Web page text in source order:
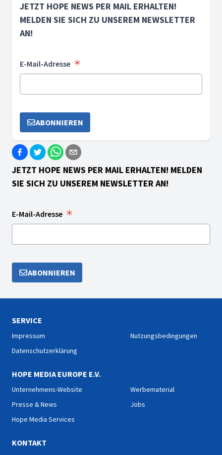
JETZT HOPE NEWS PER MAIL ERHALTEN!
MELDEN SIE SICH ZU UNSEREM NEWSLETTER
AN!
E-Mail-Adresse
ABONNIEREN
JETZT HOPE NEWS PER MAIL ERHALTEN! MELDEN
SIE SICH ZU UNSEREM NEWSLETTER AN!
E-Mail-Adresse
ABONNIEREN
SERVICE
Impressum
Datenschutzerklärung
Nutzungsbedingungen
HOPE MEDIA EUROPE E.V.
Unternehmens-Website
Presse & News
Hope Media Services
Werbematerial
Jobs
KONTAKT